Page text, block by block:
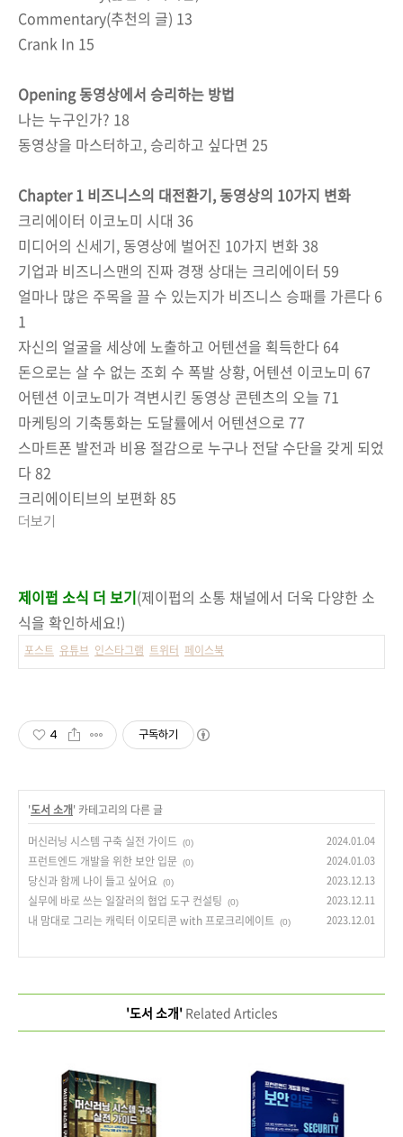
Commentary(추천의 글) 13
Crank In 15
Opening 동영상에서 승리하는 방법
나는 누구인가? 18
동영상을 마스터하고, 승리하고 싶다면 25
Chapter 1 비즈니스의 대전환기, 동영상의 10가지 변화
크리에이터 이코노미 시대 36
미디어의 신세기, 동영상에 벌어진 10가지 변화 38
기업과 비즈니스맨의 진짜 경쟁 상대는 크리에이터 59
얼마나 많은 주목을 끌 수 있는지가 비즈니스 승패를 가른다 6
1
자신의 얼굴을 세상에 노출하고 어텐션을 획득한다 64
돈으로는 살 수 없는 조회 수 폭발 상황, 어텐션 이코노미 67
어텐션 이코노미가 격변시킨 동영상 콘텐츠의 오늘 71
마케팅의 기축통화는 도달률에서 어텐션으로 77
스마트폰 발전과 비용 절감으로 누구나 전달 수단을 갖게 되었
다 82
크리에이티브의 보편화 85
더보기
제이펍 소식 더 보기(제이펍의 소통 채널에서 더욱 다양한 소
식을 확인하세요!)
포스트 유튜브 인스타그램 트위터 페이스북
4 구독하기
'도서 소개' 카테고리의 다른 글
머신러닝 시스템 구축 실전 가이드
(0) 2024.01.04
프런트엔드 개발을 위한 보안 입문 (0) 2024.01.03
당신과 함께 나이 들고 싶어요 (0) 2023.12.13
실무에 바로 쓰는 일잘러의 협업 도구 컨설팅 (0) 2023.12.11
내 맘대로 그리는 캐릭터 이모티콘 with 프로크리에이트 (0) 2023.12.01
'도서 소개'Related Articles